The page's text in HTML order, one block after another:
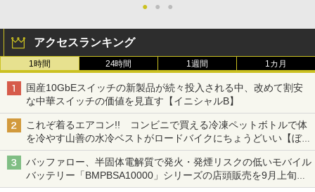
● ● ●
アクセスランキング
1時間 24時間 1週間 1カ月
国産10GbEスイッチの新製品が続々投入される中、改めて割安
な中華スイッチの価値を見直す【イニシャルB】
これぞ着るエアコン!! コンビニで買える冷凍ペットボトルで体
を冷やす山善の水冷ベストがロードバイクにちょうどいい【ぼっ
ち・ざ・ろーど！その14】【空いた時間でなにしてる？】
バッファロー、半固体電解質で発火・発煙リスクの低いモバイル
バッテリー「BMPBSA10000」シリーズの店頭販売を9月上旬に
開始